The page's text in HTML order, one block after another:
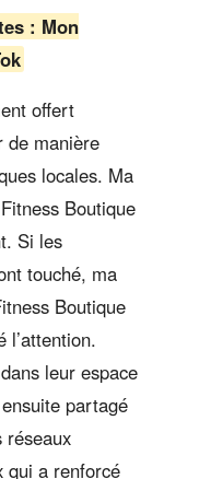
: Mon
offert
de manière
locales. Ma
Boutique
Si les
touché, ma
Boutique
l’attention.
leur espace
partagé
réseaux
qui a renforcé